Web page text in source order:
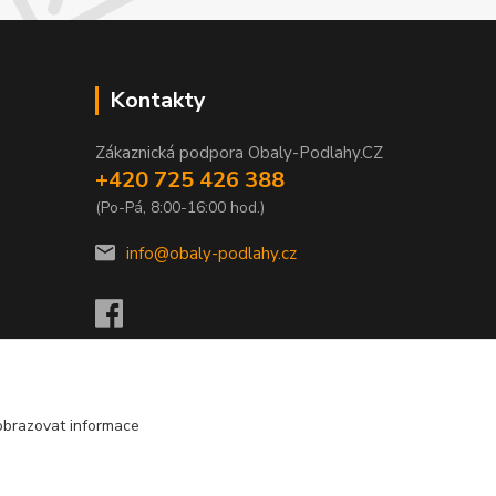
Kontakty
Zákaznická podpora Obaly-Podlahy.CZ
+420 725 426 388
(Po-Pá, 8:00-16:00 hod.)
info@obaly-podlahy.cz
informace